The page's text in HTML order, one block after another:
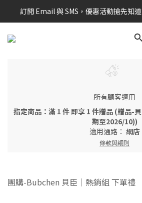
新會員享$100購物金 現在
訂閱 Email 與 SMS，優惠活動搶先知
新會員享$100購物金 現在立
所有顧客適用
指定商品：滿 1 件 即享 1 件贈品 (贈品-
期至2026/10))
適用通路： 網店
條款與細則
團購-Bubchen 貝臣｜熱銷組 下單禮